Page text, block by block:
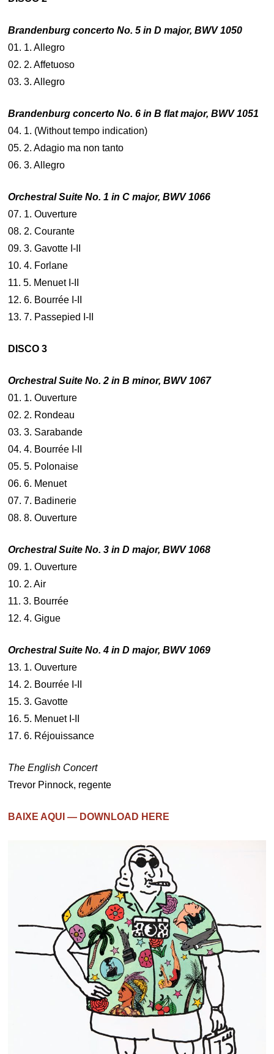
Brandenburg concerto No. 5 in D major, BWV 1050
01. 1. Allegro
02. 2. Affetuoso
03. 3. Allegro
Brandenburg concerto No. 6 in B flat major, BWV 1051
04. 1. (Without tempo indication)
05. 2. Adagio ma non tanto
06. 3. Allegro
Orchestral Suite No. 1 in C major, BWV 1066
07. 1. Ouverture
08. 2. Courante
09. 3. Gavotte I-II
10. 4. Forlane
11. 5. Menuet I-II
12. 6. Bourrée I-II
13. 7. Passepied I-II
DISCO 3
Orchestral Suite No. 2 in B minor, BWV 1067
01. 1. Ouverture
02. 2. Rondeau
03. 3. Sarabande
04. 4. Bourrée I-II
05. 5. Polonaise
06. 6. Menuet
07. 7. Badinerie
08. 8. Ouverture
Orchestral Suite No. 3 in D major, BWV 1068
09. 1. Ouverture
10. 2. Air
11. 3. Bourrée
12. 4. Gigue
Orchestral Suite No. 4 in D major, BWV 1069
13. 1. Ouverture
14. 2. Bourrée I-II
15. 3. Gavotte
16. 5. Menuet I-II
17. 6. Réjouissance
The English Concert
Trevor Pinnock, regente
BAIXE AQUI — DOWNLOAD HERE